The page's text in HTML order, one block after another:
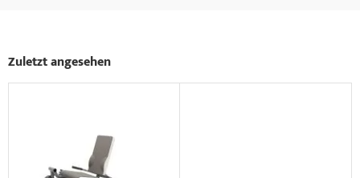
Zuletzt angesehen